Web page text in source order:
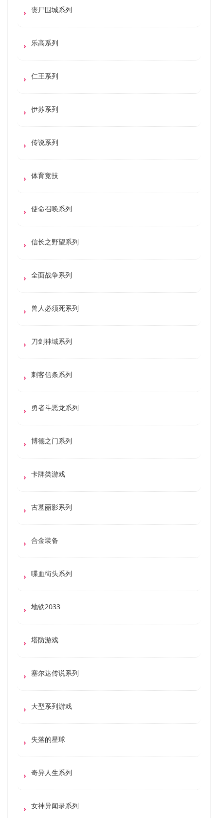
丧尸围城系列
乐高系列
仁王系列
伊苏系列
传说系列
体育竞技
使命召唤系列
信长之野望系列
全面战争系列
兽人必须死系列
刀剑神域系列
刺客信条系列
勇者斗恶龙系列
博德之门系列
卡牌类游戏
古墓丽影系列
合金装备
喋血街头系列
地铁2033
塔防游戏
塞尔达传说系列
大型系列游戏
失落的星球
奇异人生系列
女神异闻录系列